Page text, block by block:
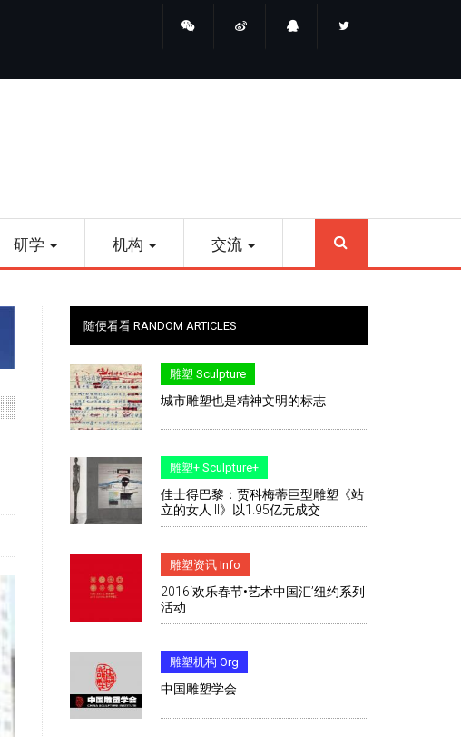
研学 机构 交流
随便看看 RANDOM ARTICLES
雕塑 Sculpture
城市雕塑也是精神文明的标志
雕塑+ Sculpture+
佳士得巴黎：贾科梅蒂巨型雕塑《站
立的女人 II》以1.95亿元成交
雕塑资讯 Info
2016‘欢乐春节•艺术中国汇’纽约系列
活动
雕塑机构 Org
中国雕塑学会